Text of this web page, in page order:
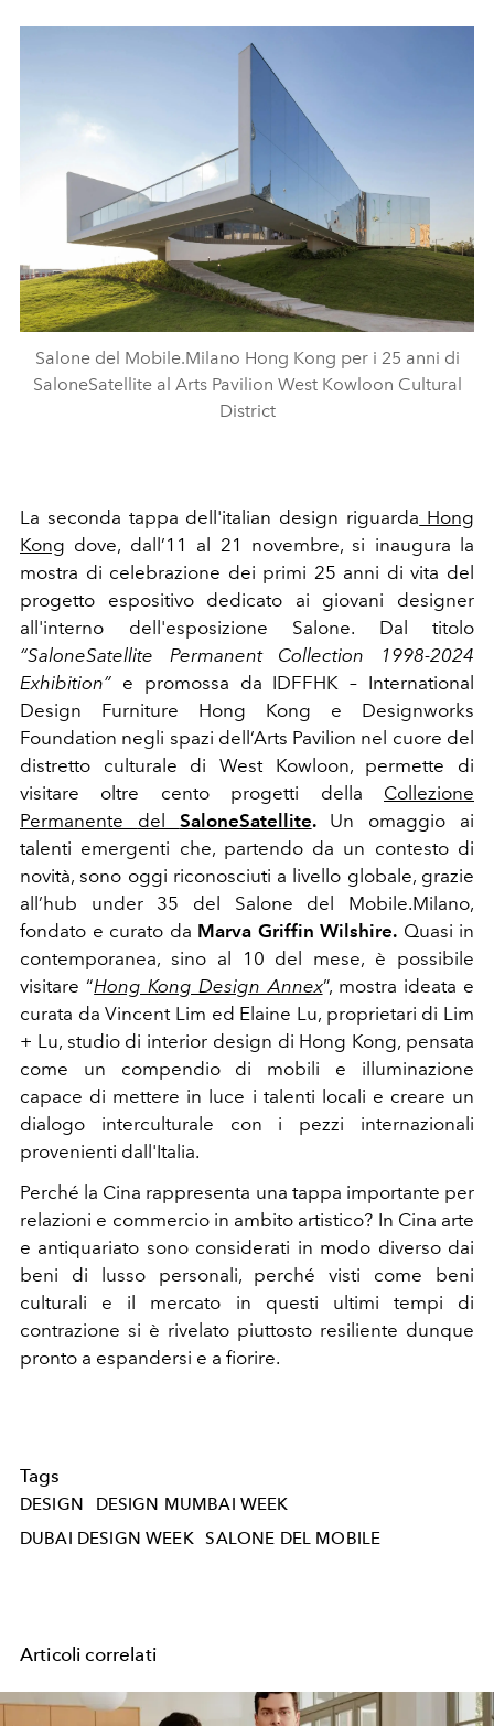
Salone del Mobile.Milano Hong Kong per i 25 anni di
SaloneSatellite al Arts Pavilion West Kowloon Cultural
District
La seconda tappa dell'italian design riguarda Hong
Kong dove, dall’11 al 21 novembre, si inaugura la
mostra di celebrazione dei primi 25 anni di vita del
progetto espositivo dedicato ai giovani designer
all'interno dell'esposizione Salone. Dal titolo
“SaloneSatellite Permanent Collection 1998-2024
Exhibition” e promossa da IDFFHK – International
Design Furniture Hong Kong e Designworks
Foundation negli spazi dell’Arts Pavilion nel cuore del
distretto culturale di West Kowloon, permette di
visitare oltre cento progetti della Collezione
Permanente del SaloneSatellite.Un omaggio ai
talenti emergenti che, partendo da un contesto di
novità, sono oggi riconosciuti a livello globale, grazie
all’hub under 35 del Salone del Mobile.Milano,
fondato e curato da Marva Griffin Wilshire. Quasi in
contemporanea, sino al 10 del mese, è possibile
visitare“Hong Kong Design Annex”, mostra ideata e
curata da Vincent Lim ed Elaine Lu, proprietari di Lim
+ Lu, studio di interior design di Hong Kong, pensata
come un compendio di mobili e illuminazione
capace di mettere in luce i talenti locali e creare un
dialogo interculturale con i pezzi internazionali
provenienti dall'Italia.
Perché la Cina rappresenta una tappa importante per
relazioni e commercio in ambito artistico? In Cina arte
e antiquariato sono considerati in modo diverso dai
beni di lusso personali, perché visti come beni
culturali e il mercato in questi ultimi tempi di
contrazione si è rivelato piuttosto resiliente dunque
pronto a espandersi e a fiorire.
Tags
DESIGN
DESIGN MUMBAI WEEK
DUBAI DESIGN WEEK SALONE DEL MOBILE
Articoli correlati